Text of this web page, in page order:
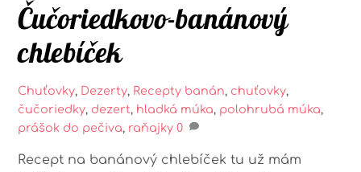
Čučoriedkovo-banánový
chlebíček
Chuťovky, Dezerty, Recepty banán, chuťovky,
čučoriedky, dezert, hladká múka, polohrubá múka,
prášok do pečiva, raňajky 0
Recept na banánový chlebíček tu už mám